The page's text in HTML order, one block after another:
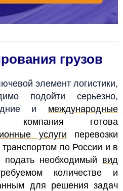
грузов
элемент логистики,
подойти серьезно,
и международные
готова
услуги перевозки
по России и в
необходимый вид
количестве и
для решения задач